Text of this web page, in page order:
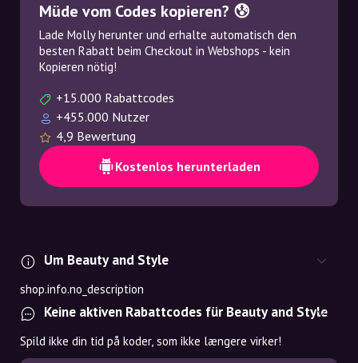
Müde vom Codes kopieren? 😰
Lade Molly herunter und erhalte automatisch den
besten Rabatt beim Checkout in Webshops - kein
Kopieren nötig!
+15.000 Rabattcodes
+455.000 Nutzer
4,9 Bewertung
Kostenlos herunterladen
Um Beauty and Style
shop.info.no_description
Keine aktiven Rabattcodes für Beauty and Style
Spild ikke din tid på koder, som ikke længere virker!